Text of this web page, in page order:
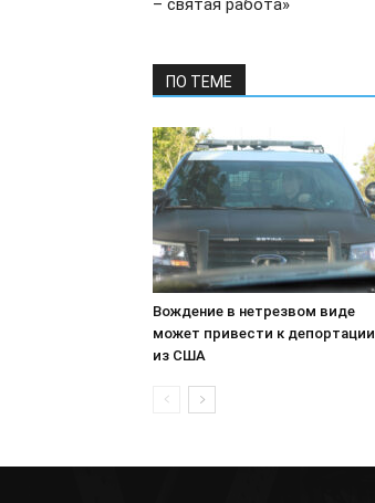
– святая работа»
ПО ТЕМЕ
Вождение в нетрезвом виде
может привести к депортации
из США